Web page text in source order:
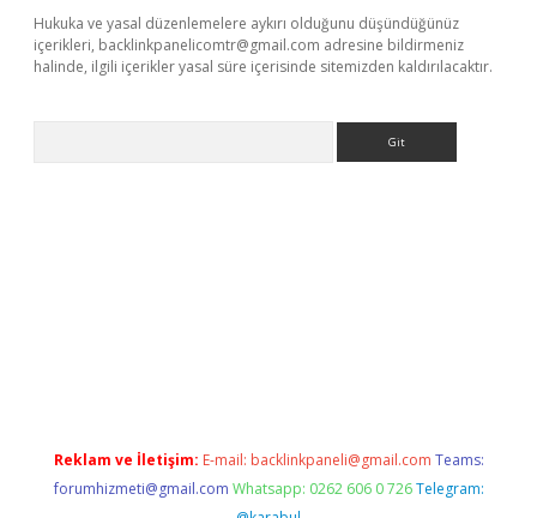
Hukuka ve yasal düzenlemelere aykırı olduğunu düşündüğünüz
içerikleri, backlinkpanelicomtr@gmail.com adresine bildirmeniz
halinde, ilgili içerikler yasal süre içerisinde sitemizden kaldırılacaktır.
Reklam ve İletişim: E-mail: backlinkpaneli@gmail.com Teams:
forumhizmeti@gmail.com Whatsapp: 0262 606 0 726 Telegram: